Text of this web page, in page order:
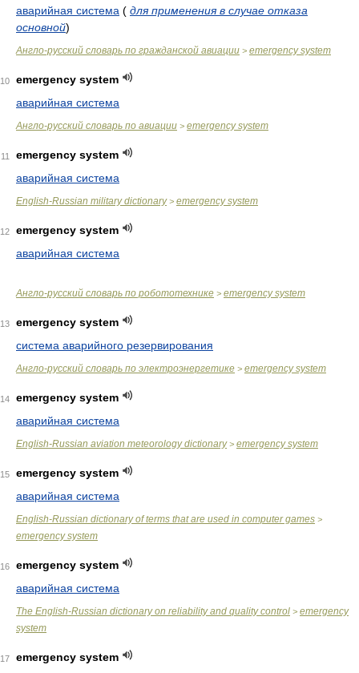
аварийная система ( для применения в случае отказа
основной)
Англо-русский словарь по гражданской авиации > emergency system
10
emergency system
аварийная система
Англо-русский словарь по авиации > emergency system
11
emergency system
аварийная система
English-Russian military dictionary> emergency system
12
emergency system
аварийная система
Англо-русский словарь по робототехнике > emergency system
13
emergency system
система аварийного резервирования
Англо-русский словарь по электроэнергетике > emergency system
14
emergency system
аварийная система
English-Russian aviation meteorology dictionary> emergency system
15
emergency system
аварийная система
English-Russian dictionary of terms that are used in computer games >
emergency system
16
emergency system
аварийная система
The English-Russian dictionary on reliability and quality control > emergency
system
17 emergency system